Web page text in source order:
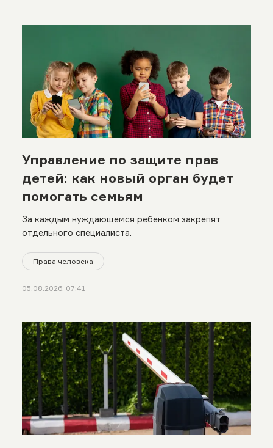
Управление по защите прав
детей: как новый орган будет
помогать семьям
За каждым нуждающемся ребенком закрепят
отдельного специалиста.
Права человека
05.08.2026, 07:41